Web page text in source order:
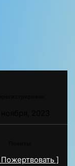
Пожертвовать ]